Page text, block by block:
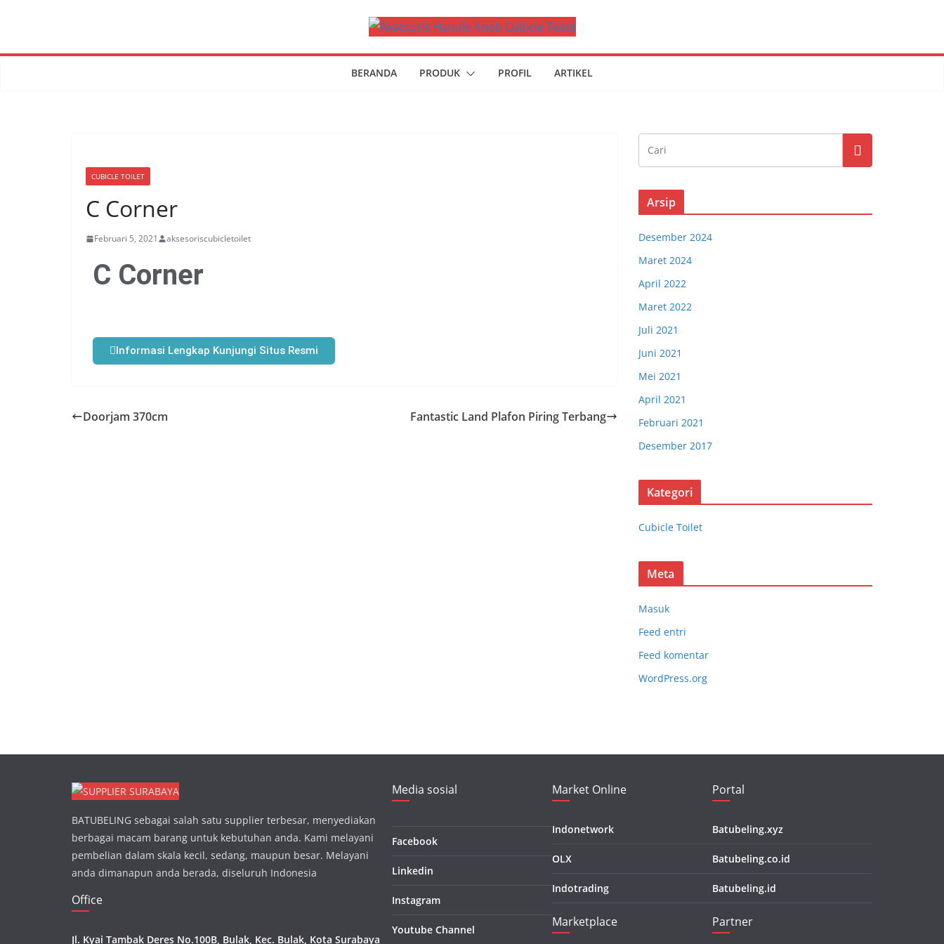
BERANDA PRODUK PROFIL ARTIKEL
CUBICLE TOILET
C Corner
Februari 5, 2021 aksesoriscubicletoilet
C Corner
Informasi Lengkap Kunjungi Situs Resmi
Doorjam 370cm Fantastic Land Plafon Piring Terbang
Arsip
Desember 2024
Maret 2024
April 2022
Maret 2022
Juli 2021
Juni 2021
Mei 2021
April 2021
Februari 2021
Desember 2017
Kategori
Cubicle Toilet
Meta
Masuk
Feed entri
Feed komentar
WordPress.org
BATUBELING sebagai salah satu supplier terbesar, menyediakan
berbagai macam barang untuk kebutuhan anda. Kami melayani
pembelian dalam skala kecil, sedang, maupun besar. Melayani
anda dimanapun anda berada, diseluruh Indonesia
Office
Jl. Kyai Tambak Deres No.100B, Bulak, Kec. Bulak, Kota Surabaya
Media sosial
Facebook
Linkedin
Instagram
Youtube Channel
Market Online
Indonetwork
OLX
Indotrading
Marketplace
Portal
Batubeling.xyz
Batubeling.co.id
Batubeling.id
Partner